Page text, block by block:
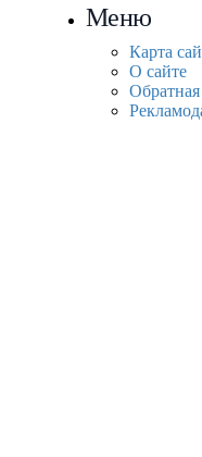
Меню
Карта
О сайте
Обратная